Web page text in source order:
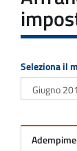
Seleziona il